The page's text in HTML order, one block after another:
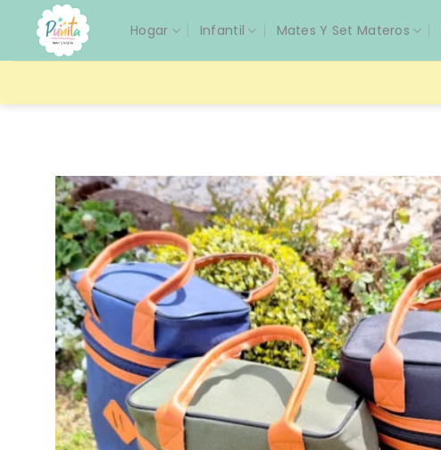
contenido
Hogar Infantil Mates Y Set Materos